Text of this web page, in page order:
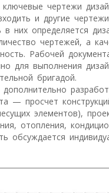
чертежи
и другие
в них определяется
чертежей, а
Рабочей
для выполнения
бригадой.
— просчет
элементов),
отопления,
обсуждается